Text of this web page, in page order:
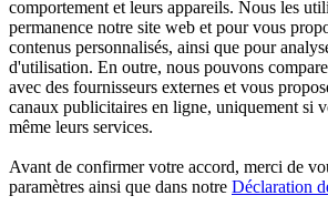
comportement et leurs appareils. Nous les
permanence notre site web et pour vous
contenus personnalisés, ainsi que pour
d'utilisation. En outre, nous pouvons
avec des fournisseurs externes et vous
canaux publicitaires en ligne, uniquement si
même leurs services.
Avant de confirmer votre accord, merci de
paramètres ainsi que dans notre Déclaration